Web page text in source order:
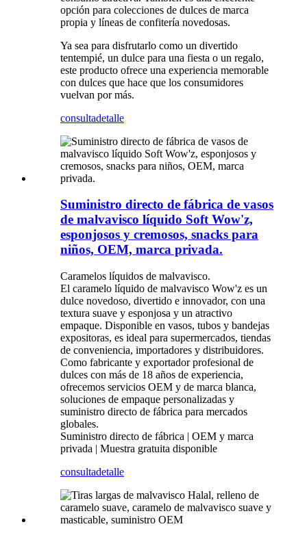
opción para colecciones de dulces de marca
propia y líneas de confitería novedosas.
Ya sea para disfrutarlo como un divertido
tentempié, un dulce para una fiesta o un regalo,
este producto ofrece una experiencia memorable
con dulces que hace que los consumidores
vuelvan por más.
consultadetalle
Suministro directo de fábrica de vasos
de malvavisco líquido Soft Wow'z,
esponjosos y cremosos, snacks para
niños, OEM, marca privada.
Caramelos líquidos de malvavisco.
El caramelo líquido de malvavisco Wow'z es un
dulce novedoso, divertido e innovador, con una
textura suave y esponjosa y un atractivo
empaque. Disponible en vasos, tubos y bandejas
expositoras, es ideal para supermercados, tiendas
de conveniencia, importadores y distribuidores.
Como fabricante y exportador profesional de
dulces con más de 18 años de experiencia,
ofrecemos servicios OEM y de marca blanca,
soluciones de empaque personalizadas y
suministro directo de fábrica para mercados
globales.
Suministro directo de fábrica | OEM y marca
privada | Muestra gratuita disponible
consultadetalle